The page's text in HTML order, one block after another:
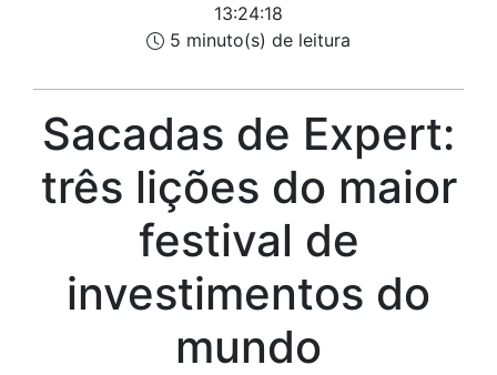
13:24:18
5 minuto(s) de leitura
Sacadas de Expert:
três lições do maior
festival de
investimentos do
mundo